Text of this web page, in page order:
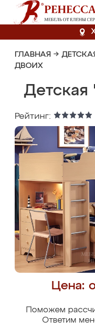
ГЛАВНАЯ →
ДВОИХ
Рейтинг:
Цена:
Поможем
Ответим